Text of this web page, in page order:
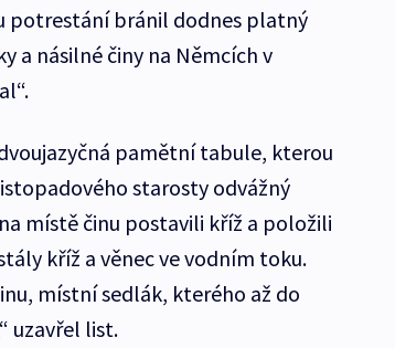
potrestání bránil dodnes platný
a násilné činy na Němcích v
pamětní tabule, kterou
starosty odvážný
místě činu postavili kříž a položili
kříž a věnec ve vodním toku.
místní sedlák, kterého až do
uzavřel list.